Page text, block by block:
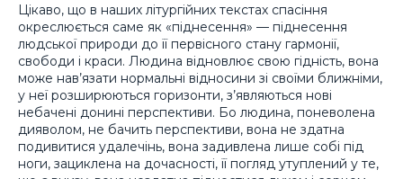
Цікаво, що в наших літургійних текстах спасіння
окреслюється саме як «піднесення» — піднесення
людської природи до її первісного стану гармонії,
свободи і краси. Людина відновлює свою гідність, вона
може нав’язати нормальні відносини зі своїми ближніми,
у неї розширюються горизонти, з’являються нові
небачені донині перспективи. Бо людина, поневолена
дияволом, не бачить перспективи, вона не здатна
подивитися удалечінь, вона задивлена лише собі під
ноги, зациклена на дочасності, її погляд утуплений у те,